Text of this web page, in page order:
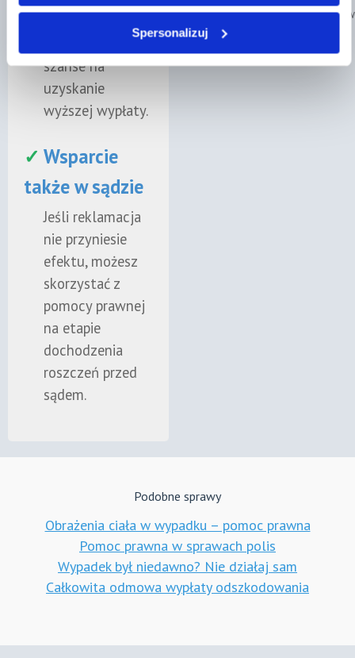
Spersonalizuj
które zwiększają
szanse na
uzyskanie
wyższej wypłaty.
✓ Wsparcie
także w sądzie
Jeśli reklamacja
nie przyniesie
efektu, możesz
skorzystać z
pomocy prawnej
na etapie
dochodzenia
roszczeń przed
sądem.
Poznaj naszych prawników
Podobne sprawy
Obrażenia ciała w wypadku – pomoc prawna
Pomoc prawna w sprawach polis
Wypadek był niedawno? Nie działaj sam
Całkowita odmowa wypłaty odszkodowania